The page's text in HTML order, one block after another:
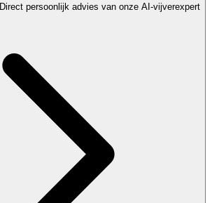
Direct persoonlijk advies van onze AI-vijverexpert